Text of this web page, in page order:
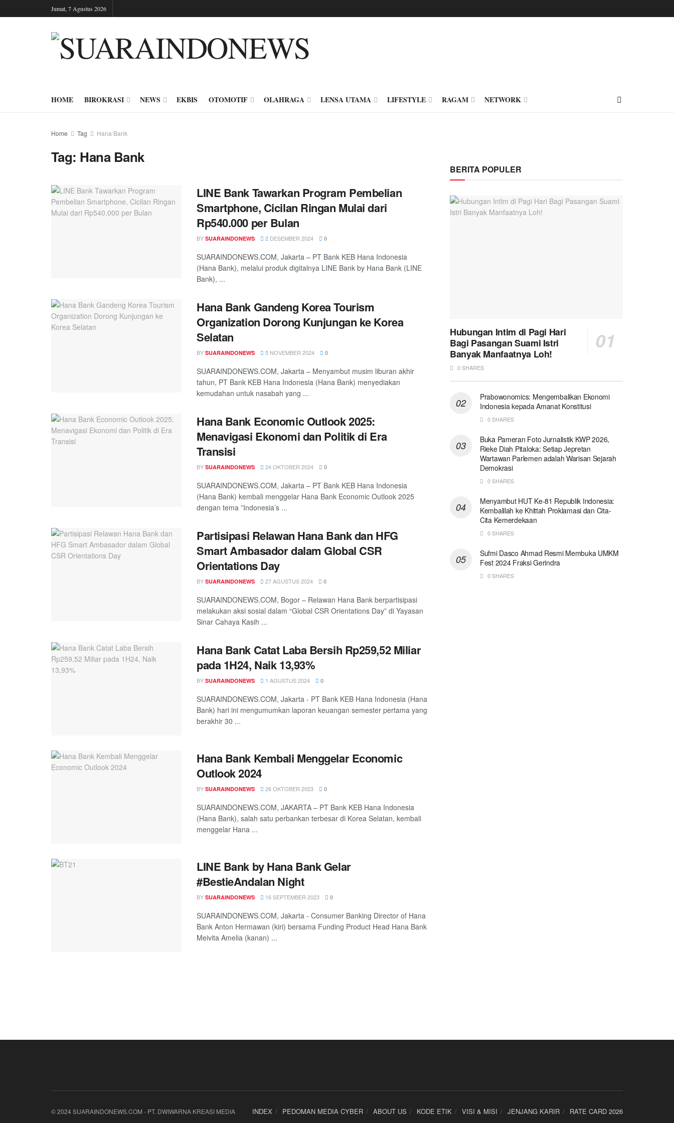
Jumat, 7 Agustus 2026
HOME BIROKRASI NEWS EKBIS OTOMOTIF OLAHRAGA LENSA UTAMA LIFESTYLE RAGAM NETWORK
Home Tag Hana Bank
Tag: Hana Bank
LINE Bank Tawarkan Program Pembelian
Smartphone, Cicilan Ringan Mulai dari
Rp540.000 per Bulan
BY SUARAINDONEWS 2 DESEMBER 2024 0
SUARAINDONEWS.COM, Jakarta – PT Bank KEB Hana Indonesia
(Hana Bank), melalui produk digitalnya LINE Bank by Hana Bank (LINE
Bank), ...
Hana Bank Gandeng Korea Tourism
Organization Dorong Kunjungan ke Korea
Selatan
BY SUARAINDONEWS 5 NOVEMBER 2024 0
SUARAINDONEWS.COM, Jakarta – Menyambut musim liburan akhir
tahun, PT Bank KEB Hana Indonesia (Hana Bank) menyediakan
kemudahan untuk nasabah yang ...
Hana Bank Economic Outlook 2025:
Menavigasi Ekonomi dan Politik di Era
Transisi
BY SUARAINDONEWS 24 OKTOBER 2024 0
SUARAINDONEWS.COM, Jakarta – PT Bank KEB Hana Indonesia
(Hana Bank) kembali menggelar Hana Bank Economic Outlook 2025
dengan tema ”Indonesia’s ...
Partisipasi Relawan Hana Bank dan HFG
Smart Ambasador dalam Global CSR
Orientations Day
BY SUARAINDONEWS 27 AGUSTUS 2024 0
SUARAINDONEWS.COM, Bogor – Relawan Hana Bank berpartisipasi
melakukan aksi sosial dalam “Global CSR Orientations Day” di Yayasan
Sinar Cahaya Kasih ...
Hana Bank Catat Laba Bersih Rp259,52 Miliar
pada 1H24, Naik 13,93%
BY SUARAINDONEWS 1 AGUSTUS 2024 0
SUARAINDONEWS.COM, Jakarta - PT Bank KEB Hana Indonesia (Hana
Bank) hari ini mengumumkan laporan keuangan semester pertama yang
berakhir 30 ...
Hana Bank Kembali Menggelar Economic
Outlook 2024
BY SUARAINDONEWS 26 OKTOBER 2023 0
SUARAINDONEWS.COM, JAKARTA – PT Bank KEB Hana Indonesia
(Hana Bank), salah satu perbankan terbesar di Korea Selatan, kembali
menggelar Hana ...
LINE Bank by Hana Bank Gelar
#BestieAndalan Night
BY SUARAINDONEWS 16 SEPTEMBER 2023 0
SUARAINDONEWS.COM, Jakarta - Consumer Banking Director of Hana
Bank Anton Hermawan (kiri) bersama Funding Product Head Hana Bank
Meivita Amelia (kanan) ...
BERITA POPULER
Hubungan Intim di Pagi Hari
Bagi Pasangan Suami Istri
Banyak Manfaatnya Loh!
0 SHARES
Prabowonomics: Mengembalikan Ekonomi
Indonesia kepada Amanat Konstitusi
0 SHARES
Buka Pameran Foto Jurnalistik KWP 2026,
Rieke Diah Pitaloka: Setiap Jepretan
Wartawan Parlemen adalah Warisan Sejarah
Demokrasi
0 SHARES
Menyambut HUT Ke-81 Republik Indonesia:
Kembalilah ke Khittah Proklamasi dan Cita-
Cita Kemerdekaan
0 SHARES
Sufmi Dasco Ahmad Resmi Membuka UMKM
Fest 2024 Fraksi Gerindra
0 SHARES
INDEX PEDOMAN MEDIA CYBER ABOUT US KODE ETIK VISI & MISI JENJANG KARIR RATE CARD 2026
© 2024 SUARAINDONEWS.COM - PT. DWIWARNA KREASI MEDIA